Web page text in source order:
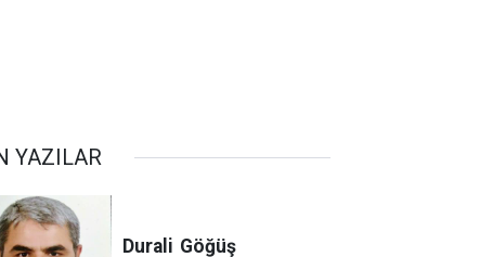
YAZILAR
Durali Göğüş